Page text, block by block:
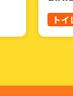
ォー
ト